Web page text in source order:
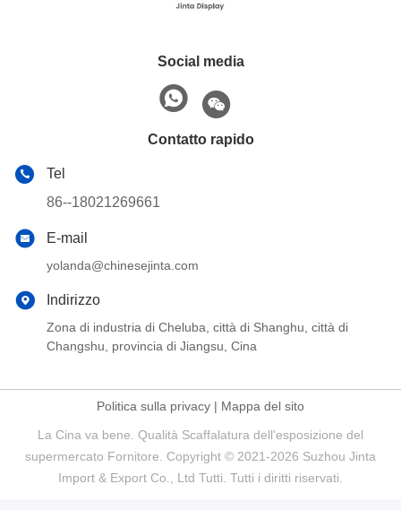
Social media
Contatto rapido
Tel
86--18021269661
E-mail
yolanda@chinesejinta.com
Indirizzo
Zona di industria di Cheluba, città di Shanghu, città di
Changshu, provincia di Jiangsu, Cina
Politica sulla privacy | Mappa del sito
La Cina va bene. Qualità Scaffalatura dell'esposizione del
supermercato Fornitore. Copyright © 2021-2026 Suzhou Jinta
Import & Export Co., Ltd Tutti. Tutti i diritti riservati.